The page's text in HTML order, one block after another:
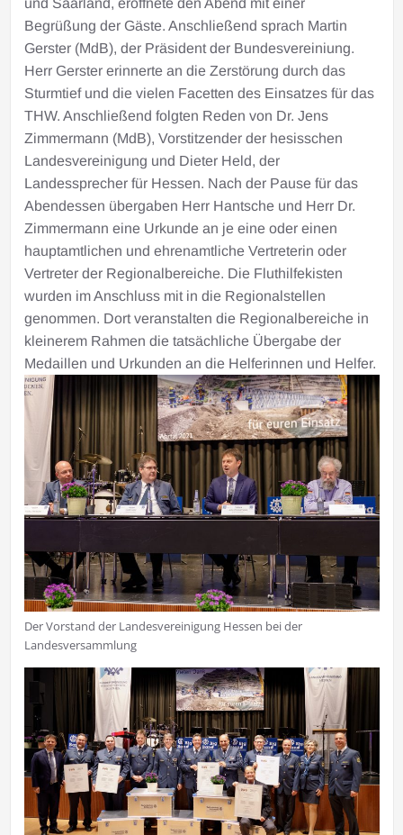
und Saarland, eröffnete den Abend mit einer
Begrüßung der Gäste. Anschließend sprach Martin
Gerster (MdB), der Präsident der Bundesvereiniung.
Herr Gerster erinnerte an die Zerstörung durch das
Sturmtief und die vielen Facetten des Einsatzes für das
THW. Anschließend folgten Reden von Dr. Jens
Zimmermann (MdB), Vorstitzender der hesisschen
Landesvereinigung und Dieter Held, der
Landessprecher für Hessen. Nach der Pause für das
Abendessen übergaben Herr Hantsche und Herr Dr.
Zimmermann eine Urkunde an je eine oder einen
hauptamtlichen und ehrenamtliche Vertreterin oder
Vertreter der Regionalbereiche. Die Fluthilfekisten
wurden im Anschluss mit in die Regionalstellen
genommen. Dort veranstalten die Regionalbereiche in
kleinerem Rahmen die tatsächliche Übergabe der
Medaillen und Urkunden an die Helferinnen und Helfer.
Der Vorstand der Landesvereinigung Hessen bei der
Landesversammlung